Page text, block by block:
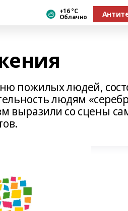
+16 °С
Облачно
пожилых людей,
людям
выразили со сцены